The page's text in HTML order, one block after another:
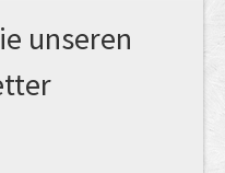
unseren